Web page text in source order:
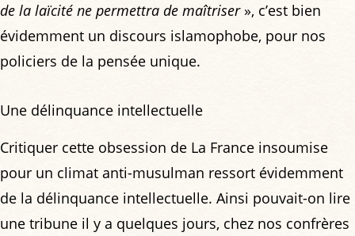
de la laïcité ne permettra de maîtriser», c’est bien
évidemment un discours islamophobe, pour nos
policiers de la pensée unique.
Une délinquance intellectuelle
Critiquer cette obsession de La France insoumise
pour un climat anti-musulman ressort évidemment
de la délinquance intellectuelle. Ainsi pouvait-on lire
une tribune il y a quelques jours, chez nos confrères